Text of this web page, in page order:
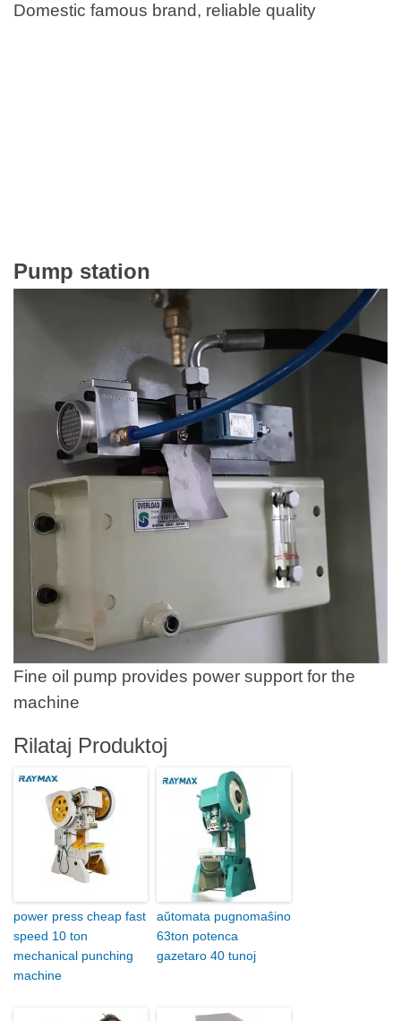
Domestic famous brand, reliable quality
Pump station
Fine oil pump provides power support for the
machine
Rilataj Produktoj
power press cheap fast
speed 10 ton
mechanical punching
machine
aŭtomata pugnomaŝino
63ton potenca
gazetaro 40 tunoj